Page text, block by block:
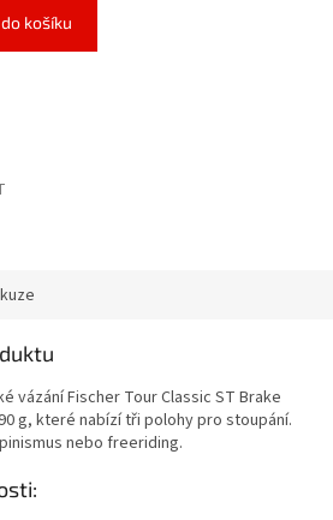
košíku
vázání Fischer Tour Classic ST Brake
g, které nabízí tři polohy pro stoupání.
nebo freeriding.